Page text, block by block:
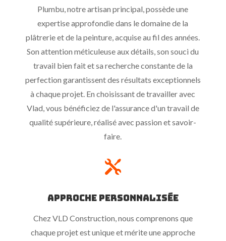
Plumbu, notre artisan principal, possède une
expertise approfondie dans le domaine de la
plâtrerie et de la peinture, acquise au fil des années.
Son attention méticuleuse aux détails, son souci du
travail bien fait et sa recherche constante de la
perfection garantissent des résultats exceptionnels
à chaque projet. En choisissant de travailler avec
Vlad, vous bénéficiez de l'assurance d'un travail de
qualité supérieure, réalisé avec passion et savoir-
faire.

Approche Personnalisée
Chez VLD Construction, nous comprenons que
chaque projet est unique et mérite une approche